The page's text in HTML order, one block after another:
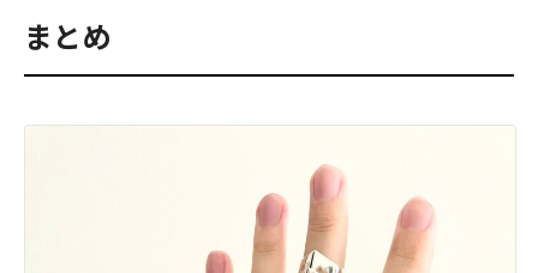
まとめ